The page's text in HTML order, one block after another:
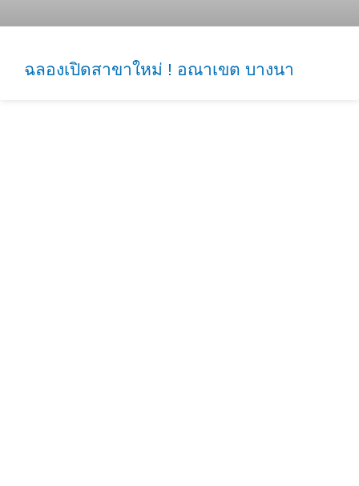
ฉลองเปิดสาขาใหม่ ! อณาเขต บางนา